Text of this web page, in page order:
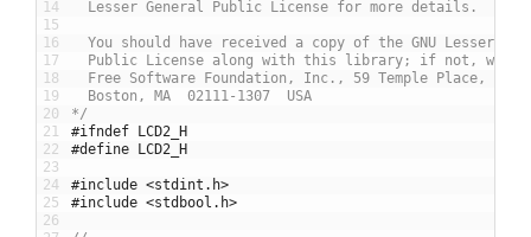
14
15
16
17
18
19
20
21
22
23
24
25
26
Lesser General Public License for more details.
You should have received a copy of the GNU Lesser
Public License along with this library; if not,
Free Software Foundation, Inc., 59 Temple Place,
Boston, MA  02111-1307  USA
*/
#ifndef LCD2_H
#define	LCD2_H
#include <stdint.h>
#include <stdbool.h>